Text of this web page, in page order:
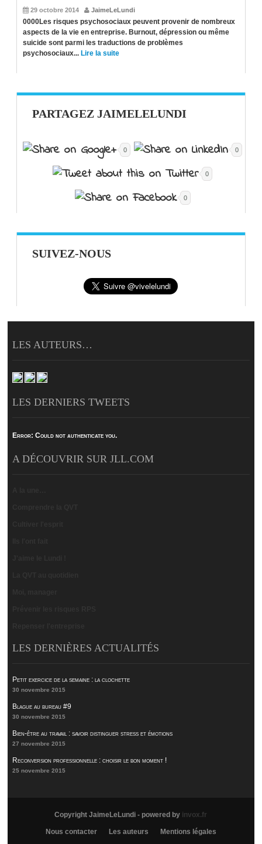
29 octobre 2014 JaimeLeLundi
0000Les risques psychosociaux peuvent provenir de nombreux
aspects de la vie en entreprise. Burnout, dépression ou même
suicide sont parmi les traductions de problèmes
psychosociaux... Lire la suite
PARTAGEZ JAIMELELUNDI
0 0
0
0
SUIVEZ-NOUS
LES AUTEURS…
LES DERNIERS TWEETS
Error: Could not authenticate you.
A DÉCOUVRIR SUR JLL.COM
LES DERNIÈRES ACTUALITÉS
Petit exercice de la semaine : la clochette
30 novembre 2015
Blague au bureau #9
30 novembre 2015
Bien-être au travail : savoir distinguer stress et émotions
27 novembre 2015
Reconversion professionnelle : choisir le bon moment !
25 novembre 2015
Copyright JaimeLeLundi - powered by invox.fr
Nous contacter Les auteurs Mentions légales